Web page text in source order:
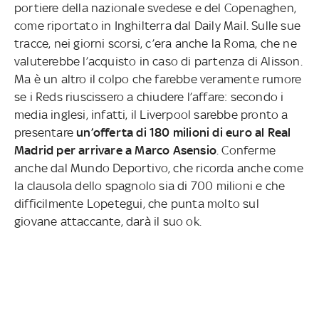
portiere della nazionale svedese e del Copenaghen,
come riportato in Inghilterra dal Daily Mail. Sulle sue
tracce, nei giorni scorsi, c’era anche la Roma, che ne
valuterebbe l’acquisto in caso di partenza di Alisson.
Ma è un altro il colpo che farebbe veramente rumore
se i Reds riuscissero a chiudere l’affare: secondo i
media inglesi, infatti, il Liverpool sarebbe pronto a
presentareun’offerta di 180 milioni di euro al Real
Madrid per arrivare a Marco Asensio. Conferme
anche dal Mundo Deportivo, che ricorda anche come
la clausola dello spagnolo sia di 700 milioni e che
difficilmente Lopetegui, che punta molto sul
giovane attaccante, darà il suo ok.